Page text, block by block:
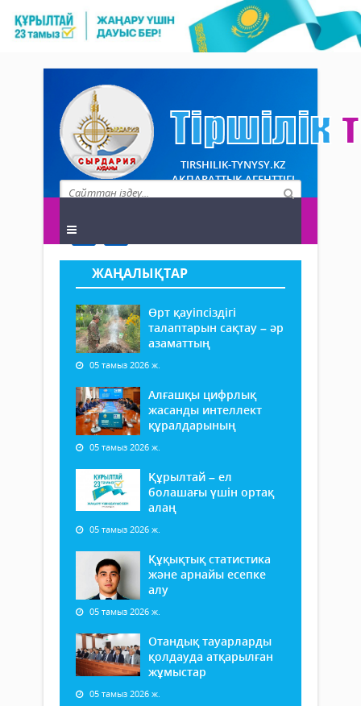
TIRSHILIK-TYNYSY.KZ
АҚПАРАТТЫҚ АГЕНТТІГІ
ЖАҢАЛЫҚТАР
Өрт қауіпсіздігі
талаптарын сақтау – әр
азаматтың
05 тамыз 2026 ж.
Алғашқы цифрлық
жасанды интеллект
құралдарының
05 тамыз 2026 ж.
Құрылтай – ел
болашағы үшін ортақ
алаң
05 тамыз 2026 ж.
Құқықтық статистика
және арнайы есепке
алу
05 тамыз 2026 ж.
Отандық тауарларды
қолдауда атқарылған
жұмыстар
05 тамыз 2026 ж.